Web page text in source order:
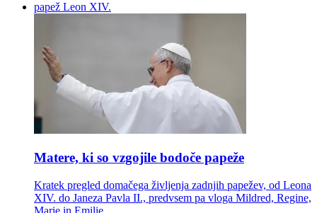
papež Leon XIV.
Matere, ki so vzgojile bodoče papeže
Kratek pregled domačega življenja zadnjih papežev, od Leona
XIV. do Janeza Pavla II., predvsem pa vloga Mildred, Regine,
Marie in Emilie